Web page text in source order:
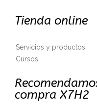
Tienda online
Servicios y productos
Cursos
compra X7H2